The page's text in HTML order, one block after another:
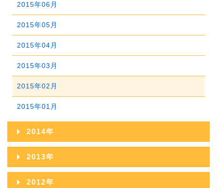
2019年01月
2018年02月
2018年01月
2017年03月
2017年02月
2017年01月
2015年06月
2015年05月
2015年04月
2015年03月
2015年02月
2015年01月
2014年
2014年12月
2014年11月
2013年
2013年12月
2012年